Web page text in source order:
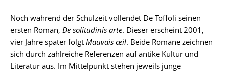
Noch während der Schulzeit vollendet De Toffoli seinen
ersten Roman, De solitudinis arte. Dieser erscheint 2001,
vier Jahre später folgt Mauvais œil. Beide Romane zeichnen
sich durch zahlreiche Referenzen auf antike Kultur und
Literatur aus. Im Mittelpunkt stehen jeweils junge